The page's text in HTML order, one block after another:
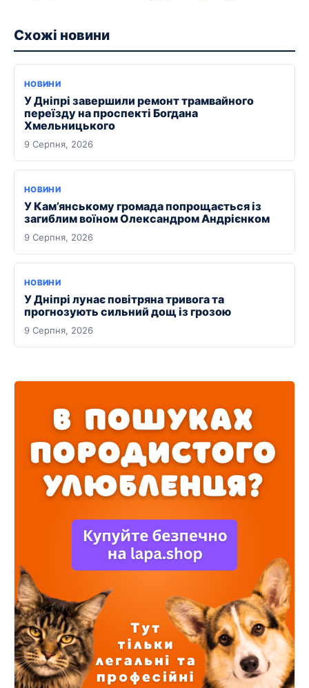
Схожі новини
НОВИНИ
У Дніпрі завершили ремонт трамвайного
переїзду на проспекті Богдана
Хмельницького
9 Серпня, 2026
НОВИНИ
У Кам’янському громада попрощається із
загиблим воїном Олександром Андрієнком
9 Серпня, 2026
НОВИНИ
У Дніпрі лунає повітряна тривога та
прогнозують сильний дощ із грозою
9 Серпня, 2026